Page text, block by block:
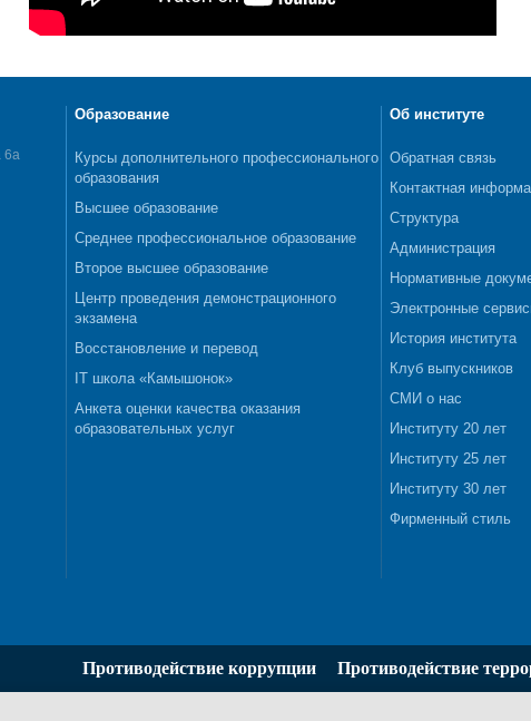
6а
Образование
Курсы дополнительного профессионального
образования
Высшее образование
Среднее профессиональное образование
Второе высшее образование
Центр проведения демонстрационного
экзамена
Восстановление и перевод
IT школа «Камышонок»
Анкета оценки качества оказания
образовательных услуг
Об институте
Обратная связь
Контактная
Структура
Администрация
Нормативные
Электронные
История института
Клуб выпускников
СМИ о нас
Институту 20 лет
Институту 25 лет
Институту 30 лет
Фирменный стиль
Противодействие коррупции Противодействие